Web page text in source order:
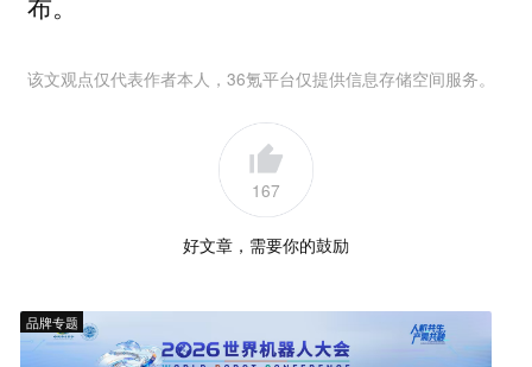
该文观点仅代表作者本人，36氪平台仅提供信息存储空间服务。
167
好文章，需要你的鼓励
品牌专题